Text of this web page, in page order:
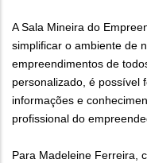
A Sala Mineira do
simplificar o ambiente de
empreendimentos de
personalizado, é possível
informações e
profissional do
Para Madeleine Ferreira,